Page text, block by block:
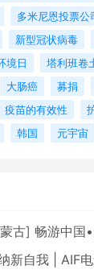
多米尼恩投票公
新型冠状病毒
境日 塔利班卷
大肠癌 募捐
疫苗的有效性
韩国 元宇宙
古] 畅游中国•内
新自我 | AIF